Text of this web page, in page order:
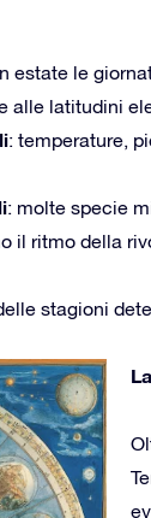
estate le
alle latitudini
: temperature,
: molte specie
il ritmo della
stagioni